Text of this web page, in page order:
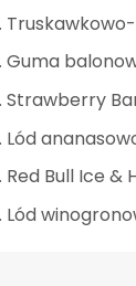
Guma
Strawberry
Lód
Red Bull Ice &
Lód